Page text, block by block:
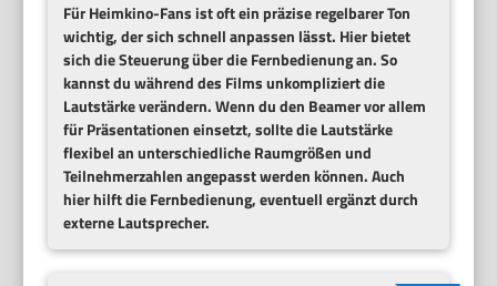
Für Heimkino-Fans ist oft ein präzise regelbarer Ton
wichtig, der sich schnell anpassen lässt. Hier bietet
sich die Steuerung über die Fernbedienung an. So
kannst du während des Films unkompliziert die
Lautstärke verändern. Wenn du den Beamer vor allem
für Präsentationen einsetzt, sollte die Lautstärke
flexibel an unterschiedliche Raumgrößen und
Teilnehmerzahlen angepasst werden können. Auch
hier hilft die Fernbedienung, eventuell ergänzt durch
externe Lautsprecher.